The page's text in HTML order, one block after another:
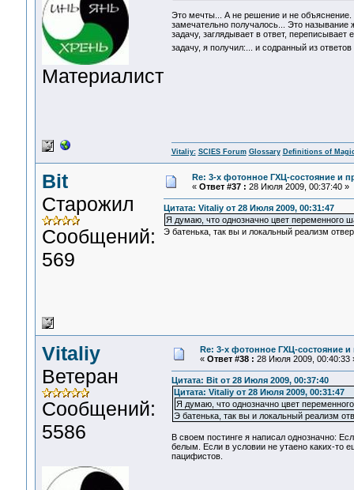
Материалист
Это мечты... А не решение и не
замечательно получалось... Это называние
задачу, заглядывает в ответ,
задачу, я получил:... и содранный из
Vitaliy: SCIES Forum Glossary Definitions of
Bit
Старожил
Сообщений:
569
Re: 3-x фотонное ГХЦ-состояние и
« Ответ #37 : 28 Июля 2009, 00:37:40 »
Цитата: Vitaliy от 28 Июля 2009, 00:31:47
Я думаю, что однозначно цвет переменного
Э батенька, так вы и локальный реализм
Vitaliy
Ветеран
Сообщений:
5586
Re: 3-x фотонное ГХЦ-состояние
« Ответ #38 : 28 Июля 2009, 00:40:33
Цитата: Bit от 28 Июля 2009, 00:37:40
Цитата: Vitaliy от 28 Июля 2009, 00:31:47
Я думаю, что однозначно цвет
Э батенька, так вы и локальный реализм
В своем постинге я написал однозначно:
белым. Если в условии не утаено каких-то
пацифистов.